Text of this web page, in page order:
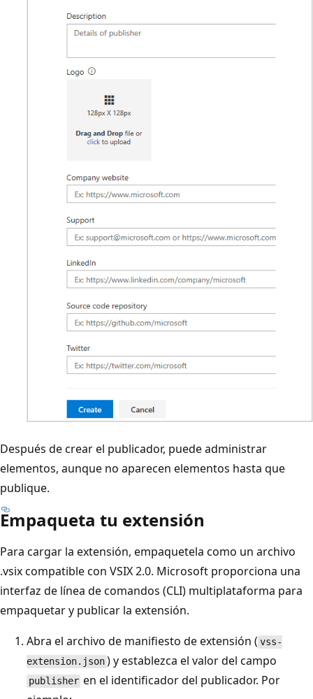
Después de crear el publicador, puede administrar
elementos, aunque no aparecen elementos hasta que
publique.
Empaqueta tu extensión
Para cargar la extensión, empaquetela como un archivo
.vsix compatible con VSIX 2.0. Microsoft proporciona una
interfaz de línea de comandos (CLI) multiplataforma para
empaquetar y publicar la extensión.
Abra el archivo de manifiesto de extensión ( vss-
extension.json) y establezca el valor del campo
publisher en el identificador del publicador. Por